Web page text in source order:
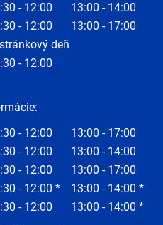
- 12:00
13:00 - 14:00
- 12:00
13:00 - 17:00
deň
- 12:00
- 12:00
13:00 - 17:00
- 12:00
13:00 - 14:00
- 12:00
13:00 - 17:00
- 12:00 *
13:00 - 14:00 *
- 12:00
13:00 - 14:00 *